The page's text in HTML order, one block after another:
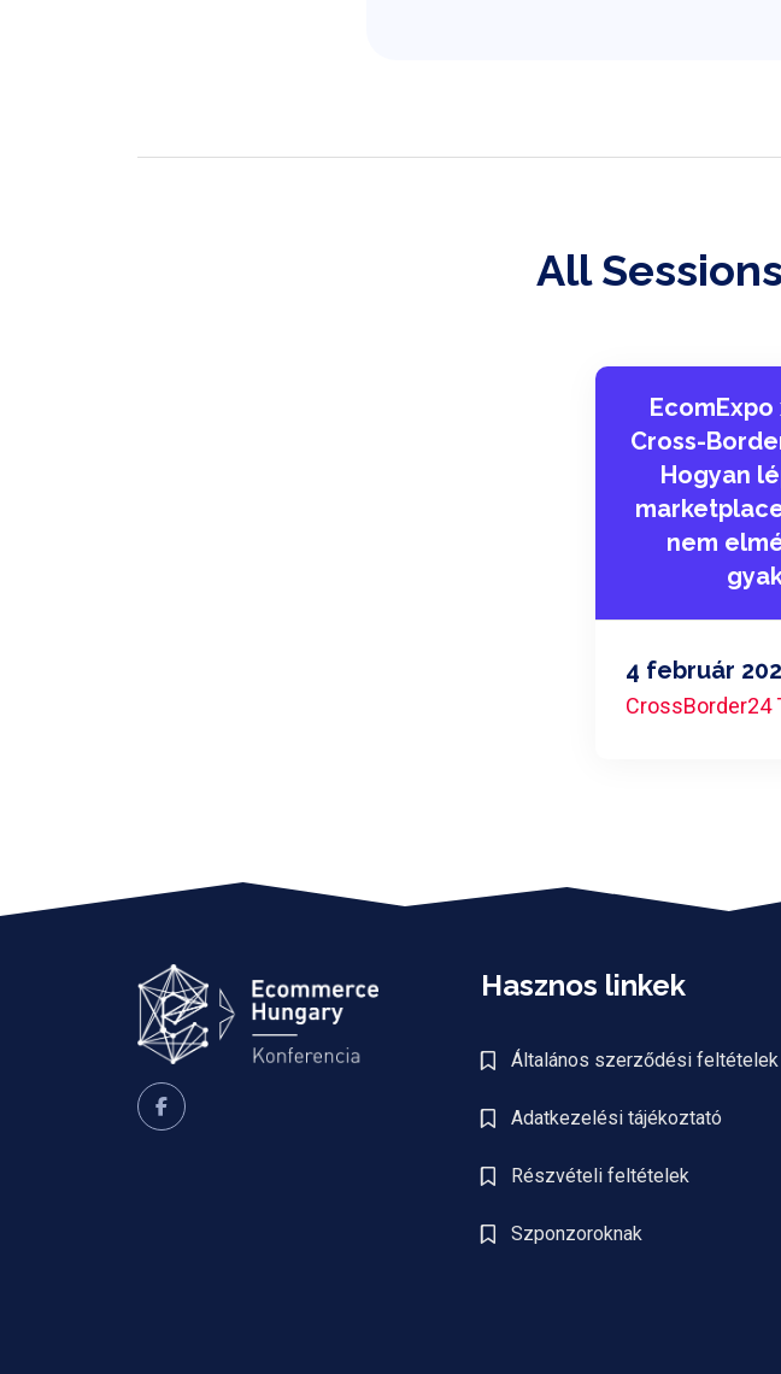
All
Cross-
Hogyan
nem
4 február
CrossBorder24
Hasznos linkek
Általános szerződési feltételek
Adatkezelési tájékoztató
Részvételi feltételek
Szponzoroknak